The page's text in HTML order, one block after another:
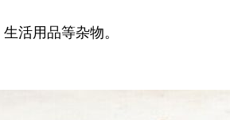
活用品等杂物。